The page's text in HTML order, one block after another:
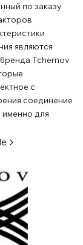
по заказу
являются
Tchernov
с
соединение
для